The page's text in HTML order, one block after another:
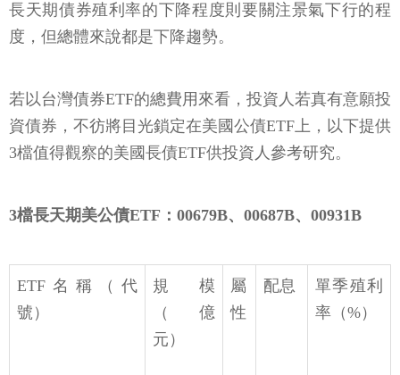
長天期債券殖利率的下降程度則要關注景氣下行的程
度，但總體來說都是下降趨勢。
若以台灣債券ETF的總費用來看，投資人若真有意願投
資債券，不彷將目光鎖定在美國公債ETF上，以下提供
3檔值得觀察的美國長債ETF供投資人參考研究。
3檔長天期美公債ETF：00679B、00687B、00931B
ETF名稱（代
號）
規模
（億
元）
屬
性
配息
單季殖利
率（%）